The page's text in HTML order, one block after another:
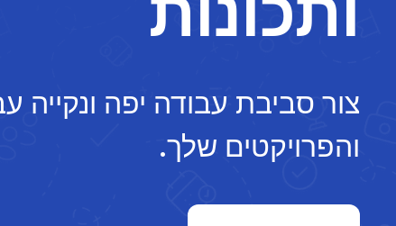
צור סביבת עבודה יפה ונקייה
והפרויקטים שלך.